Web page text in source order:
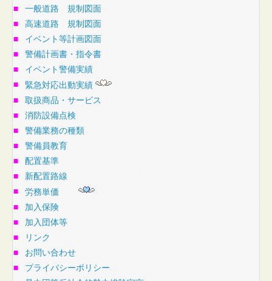
■
一般道路 規制図面
■
高速道路 規制図面
■
イベント等計画図面
■
警備計画書・指令書
■
イベント警備実績
■
緊急対応出動実績
■
取扱商品・サービス
■
消防設備点検
■
警備業務の種類
■
警備員教育
■
配置基準
■
新配置路線
■
労務単価
■
加入保険
■
加入団体等
■
リンク
■
お問い合わせ
■
プライバシーポリシー